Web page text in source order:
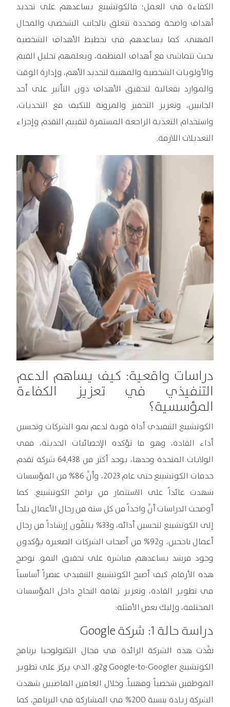
الكفاءة في العمل؛ فالكوتشينغ يساعدهم على تحديد
أهداف واضحة ومحددة تتعلق بالجانب الشخصي والمجال
المهني، كما يساعدهم في تخطيط الأهداف الشخصية
بحيث تتماشى مع أهداف المنظمة، ويعلمهم تحليل القيم
والأولويات الشخصية والمهنية لتحديد الأهم، وإدارة الوقت
والموارد بفعالية لتحقيق الأهداف دون التأثير على أحد
الجانبين، وتعزيز التحفيز والمرونة للتكيف مع التحديات،
واستخدام التغذية الراجعة المستمرة لتقييم التقدم وإجراء
التعديلات اللازمة.
دراسات واقعية: كيف يساهم الدعم
التنفيذي في تعزيز الكفاءة
المؤسسية؟
الكوتشينغ التنفيذي أداة قوية لدعم نمو الشركات وتحسين
أداء القادة، وهو ما تؤكده الإحصائيات الحديثة، ففي
الولايات المتحدة وحدها، يوجد أكثر من 64,438 شركة تقدم
خدمات الكوتشينغ حتى عام 2023، وأنَّ 86% من المؤسسات
شهدت عائداً على الاستثمار من برامج الكوتشينغ. كما
أوضحت الدراسات أنَّ واحداً من كل ستة من رجال الأعمال يلجأ
إلى الكوتشينغ لتحسين أدائه، و33% يتلقّون إرشاداً من رجال
أعمال ناجحين، و92% من أصحاب الشركات الصغيرة يؤكدون
وجود مرشد يساعدهم مباشرة على تحقيق النمو. توضح
هذه الأرقام كيف أصبح الكوتشينغ التنفيذي عنصراً أساسياً
في تطوير القادة، وتعزيز ثقافة النجاح داخل المؤسسات
المختلفة، وإليك بعض الأمثلة:
دراسة حالة 1: شركة Google
نفَّذت هذه الشركة الرائدة في مجال التكنولوجيا برنامج
الكوتشينغ g2g Google-to-Googler، الذي يركز على تطوير
الموظفين شخصياً ومهنياً. وخلال العامين الماضيين شهدت
الشركة زيادة بنسبة 200% في المشاركة في البرنامج، كما